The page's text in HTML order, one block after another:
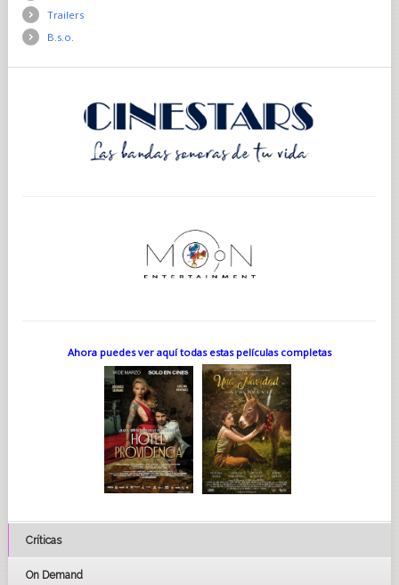
Trailers
B.s.o.
Ahora puedes ver aquí todas estas películas completas
Críticas
On Demand